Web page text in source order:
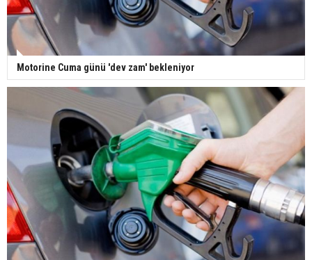
Motorine Cuma günü 'dev zam' bekleniyor